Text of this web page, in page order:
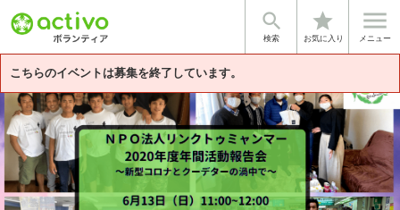

検索
star
お気に入り

メニュー
こちらのイベントは募集を終了しています。
基本情報 募集詳細 法人情報